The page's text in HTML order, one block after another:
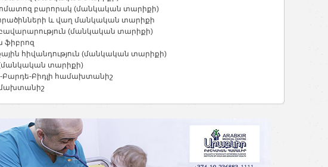
բարորակ (մանկական տարիքի)
և վաղ մանկական տարիքի
(մանկական տարիքի)
ֆիբրոզ
հիվանդություն (մանկական տարիքի)
(մանկական տարիքի)
Բարդե-Բիդլի համախտանիշ